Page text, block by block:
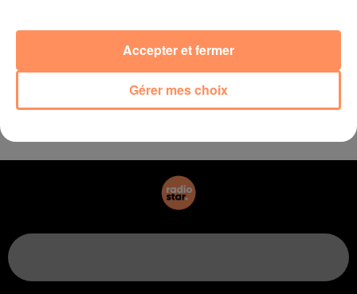
E=M6
Aix : "Journée de l’Europe", soirée danse et set
électro !
Gérer mes choix
Accepter et fermer